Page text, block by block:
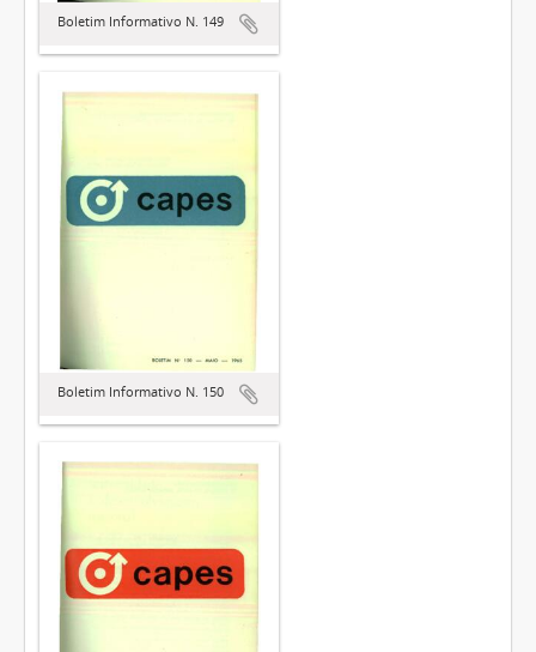
Boletim Informativo N. 149
Boletim Informativo N. 150